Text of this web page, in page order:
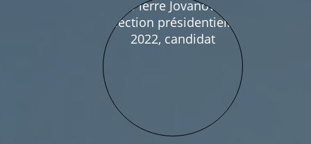
Mail :
Fonction de commentaires dédiée au débat
Pas d'insultes. Merci.